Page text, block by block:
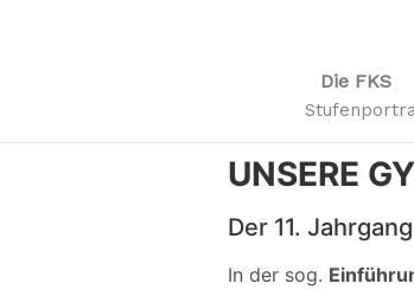
Die FKS
UNSERE
Der 11. Jahrgang
In der sog.